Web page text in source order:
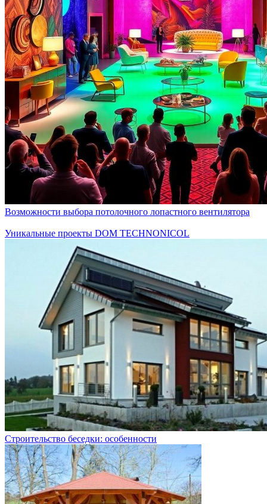
Возможности выбора потолочного лопастного вентилятора
Уникальные проекты DOM TECHNONICOL
Строительство беседки: особенности